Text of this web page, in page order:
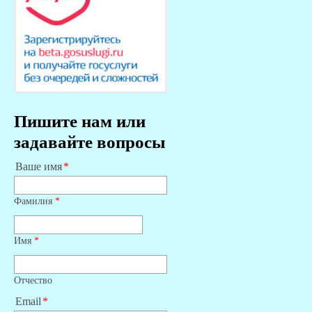
Пишите нам или
задавайте вопросы
Ваше имя
Фамилия *
Имя *
Отчество
Email